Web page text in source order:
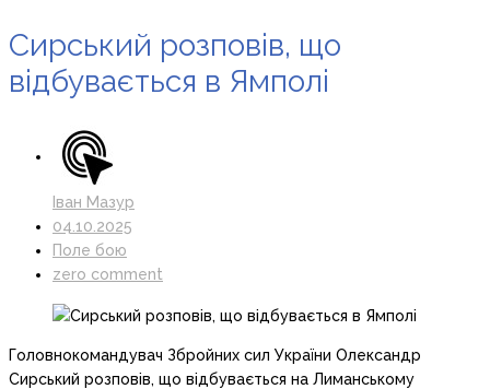
Сирський розповів, що
відбувається в Ямполі
Іван Мазур
04.10.2025
Поле бою
zero comment
Головнокомандувач Збройних сил України Олександр
Сирський розповів, що відбувається на Лиманському